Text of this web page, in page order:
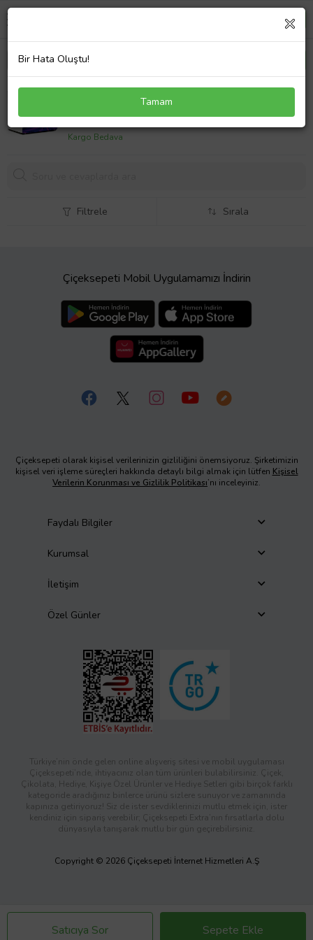
Mor ve Pembe Soyut Laptop Sticker 12 İnch
889,90 TL
Kargo Bedava
Satıcıya Sor Sepete Ekle
Filtrele Sırala
Çiçeksepeti Mobil Uygulamamızı İndirin
Çiçeksepeti olarak kişisel verilerinizin gizliliğini önemsiyoruz. Şirketimizin
kişisel veri işleme süreçleri hakkında detaylı bilgi almak için lütfen Kişisel
Verilerin Korunması ve Gizlilik Politikası’nı inceleyiniz.
Faydalı Bilgiler
Kurumsal
İletişim
Özel Günler
Türkiye’nin önde gelen online alışveriş sitesi ve mobil uygulaması
Çiçeksepeti’nde, ihtiyacınız olan tüm ürünleri bulabilirsiniz. Çiçek,
Çikolata, Hediye, Kişiye Özel Ürünler ve Hediye Setleri gibi birçok farklı
kategoride aradığınız binlerce ürünü sizlere sunuyor ve zamanında
kapınıza getiriyoruz! Siz de ister sevdiklerinizi mutlu etmek için, ister
kendiniz için sipariş verebilir; Çiçeksepeti Extra’nın fırsatlarla dolu
dünyasıyla tanışarak mutlu bir gün geçirebilirsiniz.
Copyright © 2026 Çiçeksepeti İnternet Hizmetleri A.Ş
Bir Hata Oluştu!
Tamam